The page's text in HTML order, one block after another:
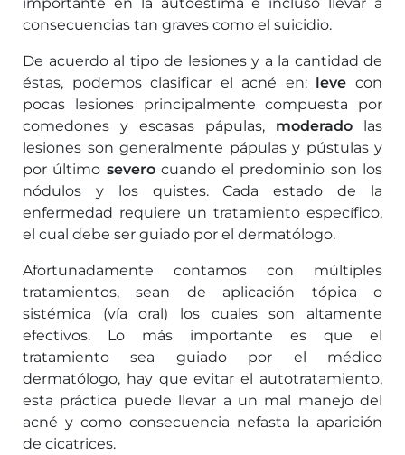
consecuencias tan graves como el suicidio.
De acuerdo al tipo de lesiones y a la cantidad de
éstas, podemos clasificar el acné en: leve con
pocas lesiones principalmente compuesta por
comedones y escasas pápulas, moderado las
lesiones son generalmente pápulas y pústulas y
por último severocuando el predominio son los
nódulos y los quistes. Cada estado de la
enfermedad requiere un tratamiento específico,
el cual debe ser guiado por el dermatólogo.
Afortunadamente contamos con múltiples
tratamientos, sean de aplicación tópica o
sistémica (vía oral) los cuales son altamente
efectivos. Lo más importante es que el
tratamiento sea guiado por el médico
dermatólogo, hay que evitar el autotratamiento,
esta práctica puede llevar a un mal manejo del
acné y como consecuencia nefasta la aparición
de cicatrices.